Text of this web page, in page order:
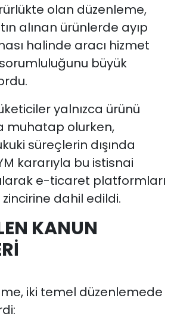
olan düzenleme,
alınan ürünlerde ayıp
halinde aracı hizmet
sorumluluğunu büyük
yalnızca ürünü
muhatap olurken,
süreçlerin dışında
kararıyla bu istisnai
e-ticaret platformları
dahil edildi.
KANUN
iki temel düzenlemede